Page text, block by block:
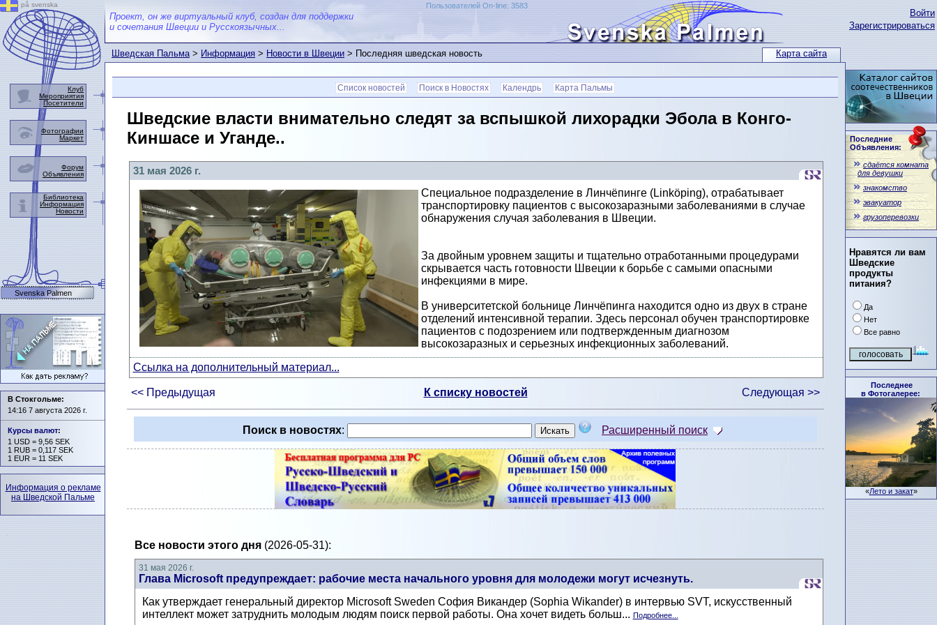
Карта сайта
Войти
Зарегистрироваться
Последние
Объявления:
сдаётся комната
для девушки
знакомство
эвакуатор
грузоперевозки
Нравятся ли вам
Шведские
продукты
питания?
Да
Нет
Все равно
Последнее
в Фотогалерее:
«Лето и закат»
Проект, он же виртуальный клуб, создан для поддержки
и сочетания Швеции и Русскоязычных...
Пользователей On-line: 3583
Шведская Пальма>Информация>Новости в Швеции> Последняя шведская новость
Список новостей Поиск в Новостях Календрь Карта Пальмы
Шведские власти внимательно следят за вспышкой лихорадки Эбола в Конго-
Киншасе и Уганде..
31 мая 2026 г.
Специальное подразделение в Линчёпинге (Linköping), отрабатывает
транспортировку пациентов с высокозаразными заболеваниями в случае
обнаружения случая заболевания в Швеции.
За двойным уровнем защиты и тщательно отработанными процедурами
скрывается часть готовности Швеции к борьбе с самыми опасными
инфекциями в мире.
В университетской больнице Линчёпинга находится одно из двух в стране
отделений интенсивной терапии. Здесь персонал обучен транспортировке
пациентов с подозрением или подтвержденным диагнозом
высокозаразных и серьезных инфекционных заболеваний.
Ссылка на дополнительный материал...
<< Предыдущая К списку новостей Следующая >>
Поиск в новостях: Расширенный поиск
Все новости этого дня(2026-05-31):
31 мая 2026 г.
Глава Microsoft предупреждает: рабочие места начального уровня для молодежи могут исчезнуть.
Как утверждает генеральный директор Microsoft Sweden София Викандер (Sophia Wikander) в интервью SVT, искусственный
интеллект может затруднить молодым людям поиск первой работы. Она хочет видеть больш... Подробнее...
på svenska
Клуб
Мероприятия
Посетители
Фотографии
Маркет
Форум
Объявления
Библиотека
Информация
Новости
Svenska Palmen
В Стокгольме:
14:16 7 августа 2026 г.
Курсы валют:
1 USD = 9,56 SEK
1 RUB = 0,117 SEK
1 EUR = 11 SEK
Информация о рекламе
на Шведской Пальме